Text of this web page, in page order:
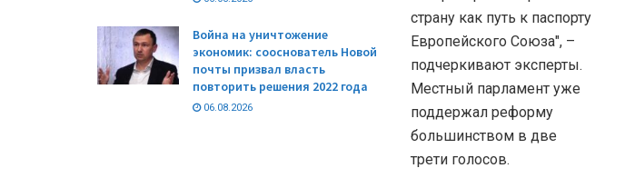
Война на уничтожение
экономик: сооснователь Новой
почты призвал власть
повторить решения 2022 года
06.08.2026
страну как путь к паспорту
Европейского Союза", –
подчеркивают эксперты.
Местный парламент уже
поддержал реформу
большинством в две
трети голосов.